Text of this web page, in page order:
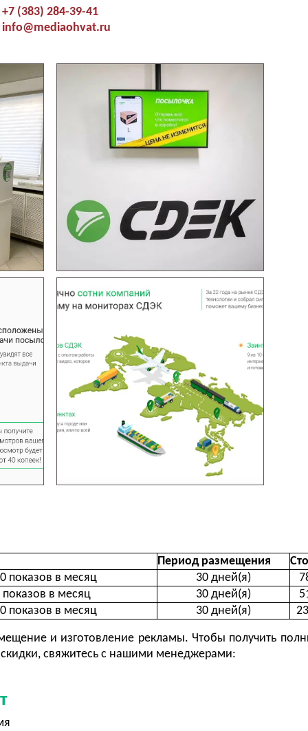
+7 (383) 284-39-41
info@mediaohvat.ru
Период размещения
показов в месяц
30 дней(я)
в месяц
30 дней(я)
показов в месяц
30 дней(я)
и изготовление рекламы. Чтобы получить
свяжитесь с нашими менеджерами: